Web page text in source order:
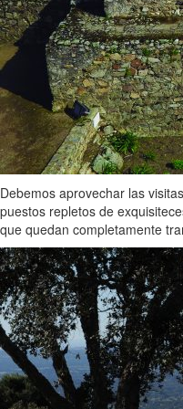
Debemos aprovechar las
puestos repletos de
que quedan completamente